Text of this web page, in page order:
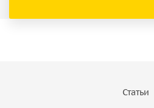
Статьи